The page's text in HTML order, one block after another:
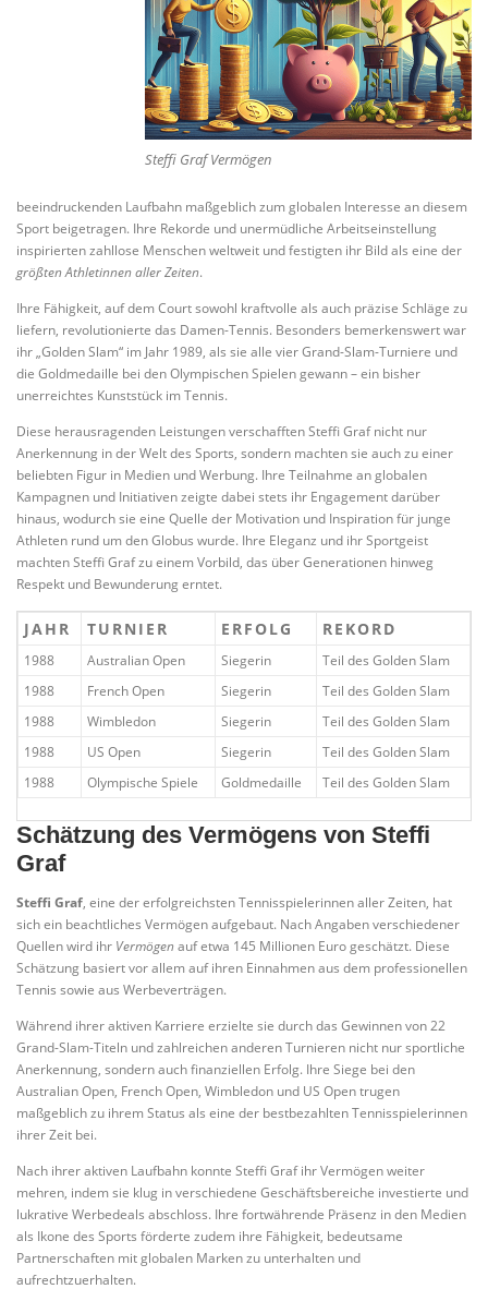
Steffi Graf Vermögen
beeindruckenden Laufbahn maßgeblich zum globalen Interesse an diesem
Sport beigetragen. Ihre Rekorde und unermüdliche Arbeitseinstellung
inspirierten zahllose Menschen weltweit und festigten ihr Bild als eine der
größten Athletinnen aller Zeiten.
Ihre Fähigkeit, auf dem Court sowohl kraftvolle als auch präzise Schläge zu
liefern, revolutionierte das Damen-Tennis. Besonders bemerkenswert war
ihr „Golden Slam“ im Jahr 1989, als sie alle vier Grand-Slam-Turniere und
die Goldmedaille bei den Olympischen Spielen gewann – ein bisher
unerreichtes Kunststück im Tennis.
Diese herausragenden Leistungen verschafften Steffi Graf nicht nur
Anerkennung in der Welt des Sports, sondern machten sie auch zu einer
beliebten Figur in Medien und Werbung. Ihre Teilnahme an globalen
Kampagnen und Initiativen zeigte dabei stets ihr Engagement darüber
hinaus, wodurch sie eine Quelle der Motivation und Inspiration für junge
Athleten rund um den Globus wurde. Ihre Eleganz und ihr Sportgeist
machten Steffi Graf zu einem Vorbild, das über Generationen hinweg
Respekt und Bewunderung erntet.
JAHR TURNIER ERFOLG REKORD
1988 Australian Open Siegerin
Teil des Golden Slam
1988
French Open Siegerin
Teil des Golden Slam
1988
Wimbledon Siegerin
Teil des Golden Slam
1988
US Open Siegerin
Teil des Golden Slam
1988
Olympische Spiele Goldmedaille Teil des Golden Slam
Schätzung des Vermögens von Steffi
Graf
Steffi Graf, eine der erfolgreichsten Tennisspielerinnen aller Zeiten, hat
sich ein beachtliches Vermögen aufgebaut. Nach Angaben verschiedener
Quellen wird ihr Vermögenauf etwa 145 Millionen Euro geschätzt. Diese
Schätzung basiert vor allem auf ihren Einnahmen aus dem professionellen
Tennis sowie aus Werbeverträgen.
Während ihrer aktiven Karriere erzielte sie durch das Gewinnen von 22
Grand-Slam-Titeln und zahlreichen anderen Turnieren nicht nur sportliche
Anerkennung, sondern auch finanziellen Erfolg. Ihre Siege bei den
Australian Open, French Open, Wimbledon und US Open trugen
maßgeblich zu ihrem Status als eine der bestbezahlten Tennisspielerinnen
ihrer Zeit bei.
Nach ihrer aktiven Laufbahn konnte Steffi Graf ihr Vermögen weiter
mehren, indem sie klug in verschiedene Geschäftsbereiche investierte und
lukrative Werbedeals abschloss. Ihre fortwährende Präsenz in den Medien
als Ikone des Sports förderte zudem ihre Fähigkeit, bedeutsame
Partnerschaften mit globalen Marken zu unterhalten und
aufrechtzuerhalten.